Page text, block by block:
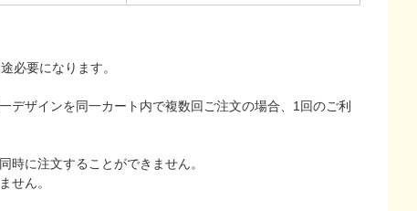
必要になります。
ザインを同一カート内で複数回ご注文の場合、1回のご利
に注文することができません。
せん。